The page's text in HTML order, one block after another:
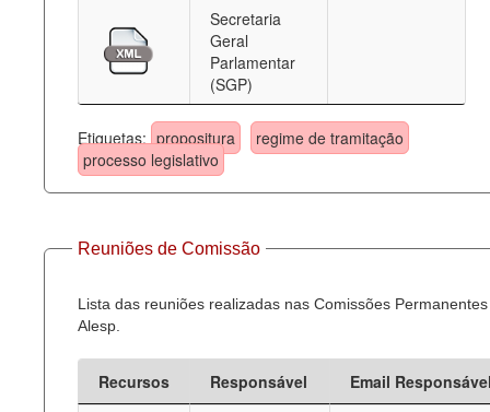
Secretaria
Geral
Parlamentar
(SGP)
Etiquetas: propositura
regime de tramitação
processo legislativo
Reuniões de Comissão
Lista das reuniões realizadas nas Comissões
Alesp.
Recursos Responsável
Email